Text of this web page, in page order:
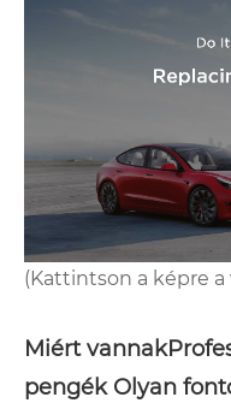
(Kattintson a képre
Miért vannak
pengékOlyan